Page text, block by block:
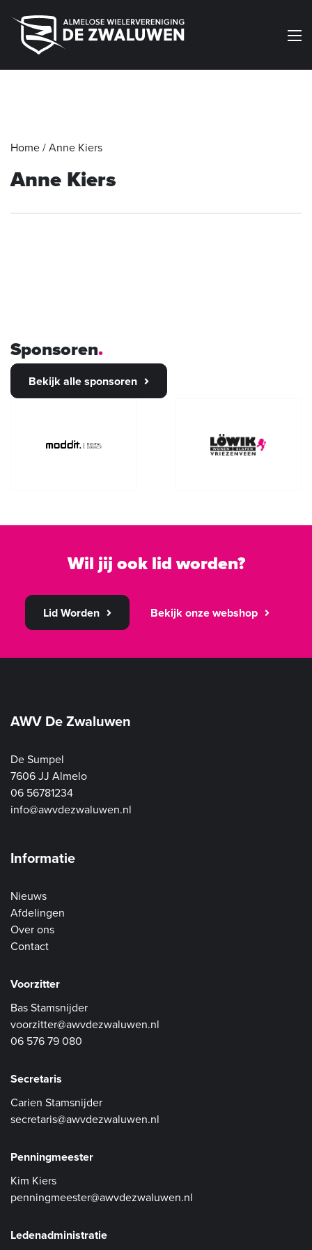
Home / Anne Kiers
Anne Kiers
Sponsoren
Bekijk alle sponsoren
Wil jij ook lid worden?
Lid Worden Bekijk onze webshop
AWV De Zwaluwen
De Sumpel
7606 JJ Almelo
06 56781234
info@awvdezwaluwen.nl
Informatie
Nieuws
Afdelingen
Over ons
Contact
Voorzitter
Bas Stamsnijder
voorzitter@awvdezwaluwen.nl
06 576 79 080
Secretaris
Carien Stamsnijder
secretaris@awvdezwaluwen.nl
Penningmeester
Kim Kiers
penningmeester@awvdezwaluwen.nl
Ledenadministratie